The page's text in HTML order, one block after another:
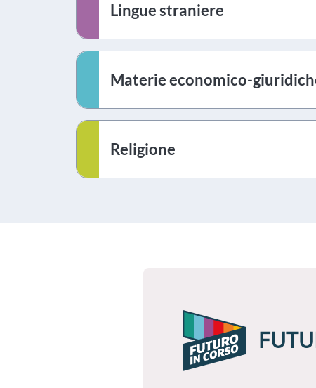
Lingue straniere
Materie economico-
Religione